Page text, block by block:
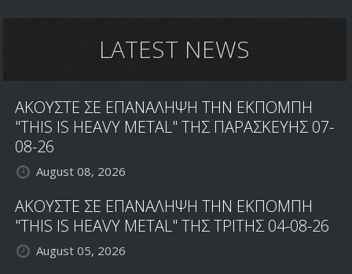
ΡΕΚΤΕΣ
METAL
LATEST NEWS
ΑΚΟΥΣΤΕ ΣΕ ΕΠΑΝΑΛΗΨΗ ΤΗΝ ΕΚΠΟΜΠΗ
"THIS IS HEAVY METAL" ΤΗΣ ΠΑΡΑΣΚΕΥΗΣ 07-
08-26
August 08, 2026
ΑΚΟΥΣΤΕ ΣΕ ΕΠΑΝΑΛΗΨΗ ΤΗΝ ΕΚΠΟΜΠΗ
"THIS IS HEAVY METAL" ΤΗΣ ΤΡΙΤΗΣ 04-08-26
August 05, 2026